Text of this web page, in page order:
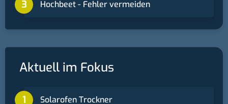
Hochbeet - Fehler vermeiden
Aktuell im Fokus
Solarofen Trockner